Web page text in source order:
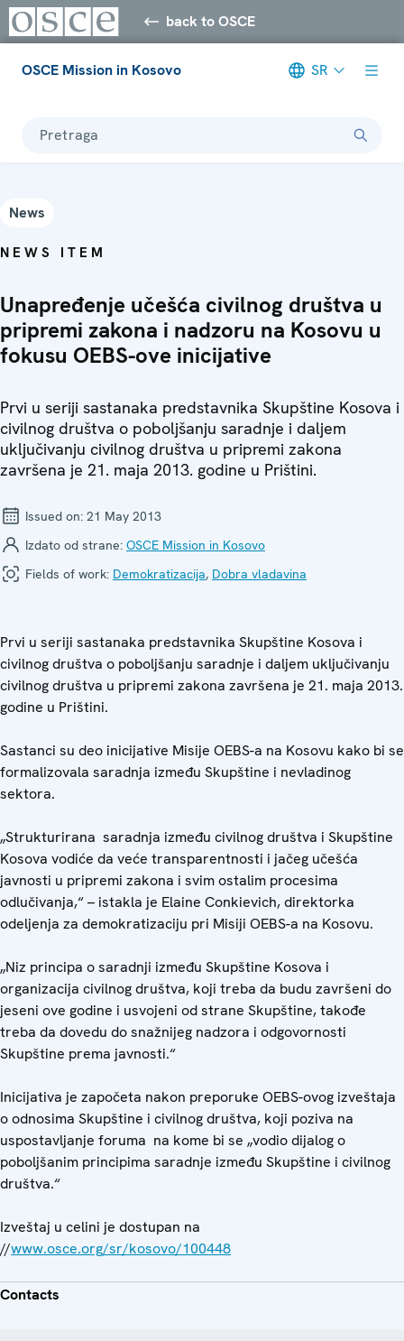
back to OSCE
OSCE Mission in Kosovo SR
Pretraga
News
NEWS ITEM
Unapređenje učešća civilnog društva u
pripremi zakona i nadzoru na Kosovu u
fokusu OEBS-ove inicijative
Prvi u seriji sastanaka predstavnika Skupštine Kosova i
civilnog društva o poboljšanju saradnje i daljem
uključivanju civilnog društva u pripremi zakona
završena je 21. maja 2013. godine u Prištini.
Issued on: 21 May 2013
Izdato od strane: OSCE Mission in Kosovo
Fields of work: Demokratizacija, Dobra vladavina
Prvi u seriji sastanaka predstavnika Skupštine Kosova i
civilnog društva o poboljšanju saradnje i daljem uključivanju
civilnog društva u pripremi zakona završena je 21. maja 2013.
godine u Prištini.
Sastanci su deo inicijative Misije OEBS-a na Kosovu kako bi se
formalizovala saradnja između Skupštine i nevladinog
sektora.
„Strukturirana saradnja između civilnog društva i Skupštine
Kosova vodiće da veće transparentnosti i jačeg učešća
javnosti u pripremi zakona i svim ostalim procesima
odlučivanja,“ – istakla je Elaine Conkievich, direktorka
odeljenja za demokratizaciju pri Misiji OEBS-a na Kosovu.
„Niz principa o saradnji između Skupštine Kosova i
organizacija civilnog društva, koji treba da budu završeni do
jeseni ove godine i usvojeni od strane Skupštine, takođe
treba da dovedu do snažnijeg nadzora i odgovornosti
Skupštine prema javnosti.“
Inicijativa je započeta nakon preporuke OEBS-ovog izveštaja
o odnosima Skupštine i civilnog društva, koji poziva na
uspostavljanje foruma na kome bi se „vodio dijalog o
poboljšanim principima saradnje između Skupštine i civilnog
društva.“
Izveštaj u celini je dostupan na
//www.osce.org/sr/kosovo/100448
Contacts